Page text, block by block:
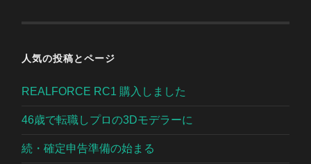
人気の投稿とページ
REALFORCE RC1 購入しました
46歳で転職しプロの3Dモデラーに
続・確定申告準備の始まる